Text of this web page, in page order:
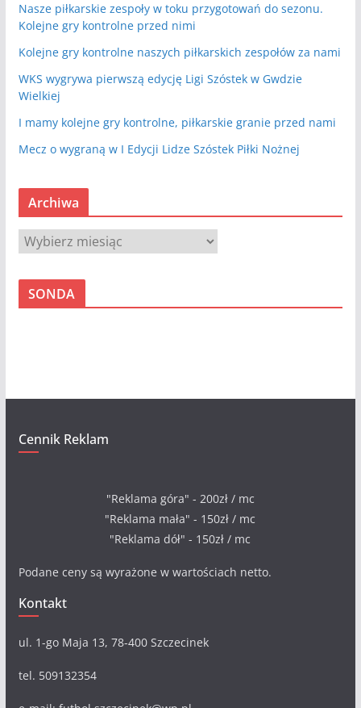
Nasze piłkarskie zespoły w toku przygotowań do sezonu.
Kolejne gry kontrolne przed nimi
Kolejne gry kontrolne naszych piłkarskich zespołów za nami
WKS wygrywa pierwszą edycję Ligi Szóstek w Gwdzie
Wielkiej
I mamy kolejne gry kontrolne, piłkarskie granie przed nami
Mecz o wygraną w I Edycji Lidze Szóstek Piłki Nożnej
Archiwa
A
r
c
SONDA
Cennik Reklam
"Reklama góra" - 200zł / mc
"Reklama mała" - 150zł / mc
"Reklama dół" - 150zł / mc
Podane ceny są wyrażone w wartościach netto.
Kontakt
ul. 1-go Maja 13, 78-400 Szczecinek
tel. 509132354